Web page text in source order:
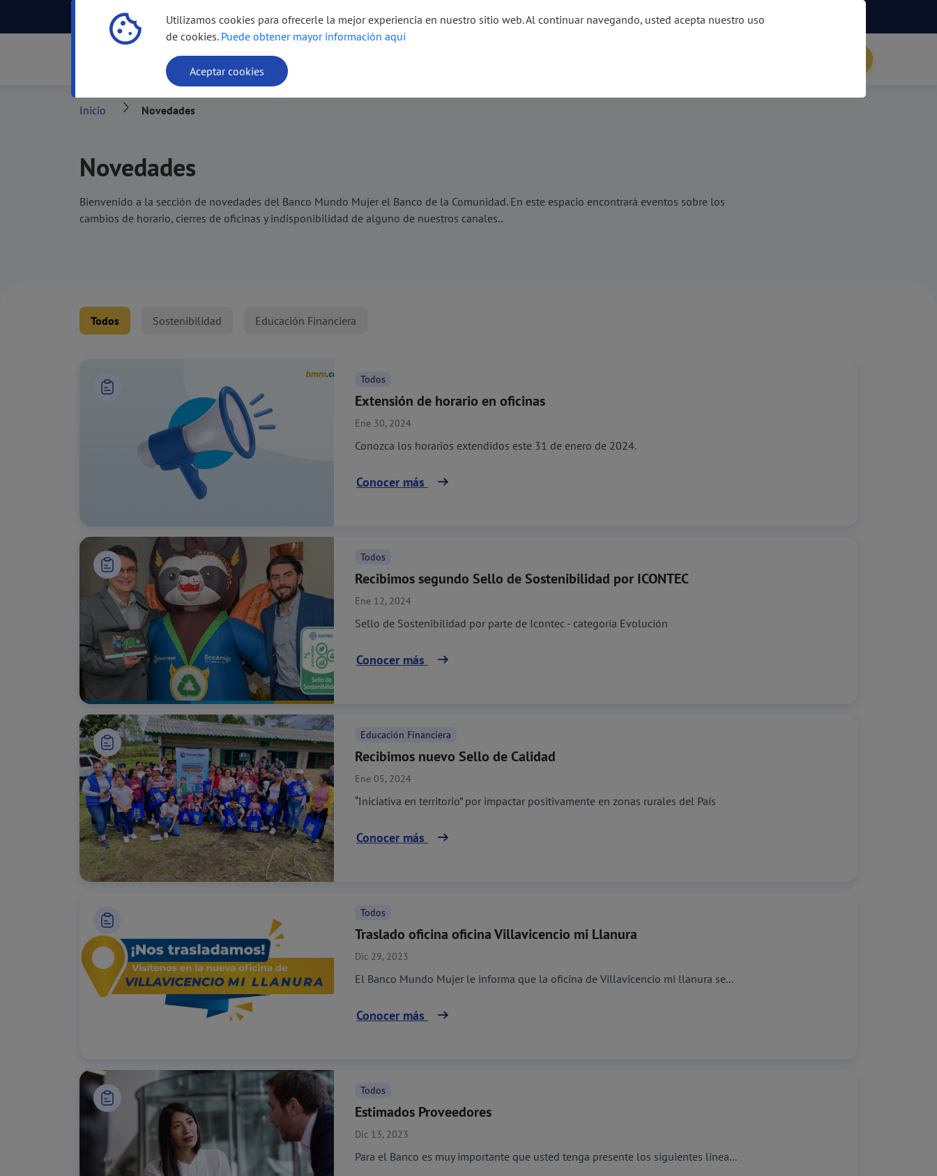
Centro de Ayuda Atención Incluyente Transparencia Defensor del Consumidor Financiero Buscar Paga en línea tu crédito
Productos Canales y servicios
Inicio Novedades
Novedades
Bienvenido a la sección de novedades del Banco Mundo Mujer el Banco de la Comunidad. En este espacio encontrará eventos sobre los
cambios de horario, cierres de oficinas y indisponibilidad de alguno de nuestros canales..
Todos Sostenibilidad Educación Financiera
Todos
Extensión de horario en oficinas
Ene 30, 2024
Conozca los horarios extendidos este 31 de enero de 2024.
Conocer más
Todos
Recibimos segundo Sello de Sostenibilidad por ICONTEC
Ene 12, 2024
Sello de Sostenibilidad por parte de Icontec - categoría Evolución
Conocer más
Educación Financiera
Recibimos nuevo Sello de Calidad
Ene 05, 2024
“Iniciativa en territorio” por impactar positivamente en zonas rurales del País
Conocer más
Todos
Traslado oficina oficina Villavicencio mi Llanura
Dic 29, 2023
El Banco Mundo Mujer le informa que la oficina de Villavicencio mi llanura se...
Conocer más
Todos
Estimados Proveedores
Dic 13, 2023
Para el Banco es muy importante que usted tenga presente los siguientes linea...
Utilizamos cookies para ofrecerle la mejor experiencia en nuestro sitio web. Al continuar navegando, usted acepta nuestro uso
de cookies. Puede obtener mayor información aquí
Aceptar cookies